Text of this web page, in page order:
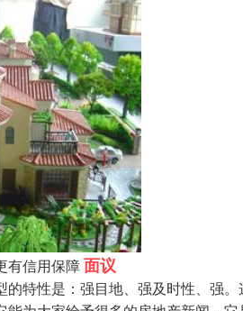
有信用保障面议
特性是：强目地、强及时性、强